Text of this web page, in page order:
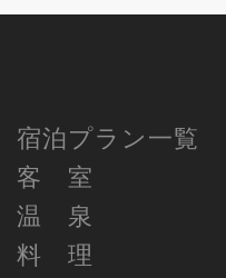
宿泊プラン一覧
客 室
温 泉
料 理